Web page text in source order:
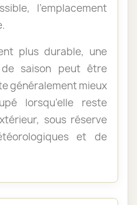
l’emplacement
plus durable, une
saison peut être
généralement mieux
lorsqu’elle reste
sous réserve
et de